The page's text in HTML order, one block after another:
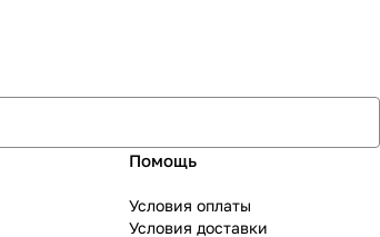
Помощь
Условия оплаты
Условия доставки